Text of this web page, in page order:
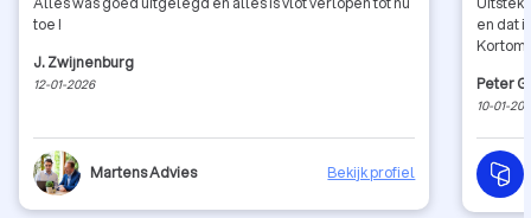
toe !
J. Zwijnenburg
12-01-2026
Martens Advies Bekijk profiel
en dat
Peter
10-01-